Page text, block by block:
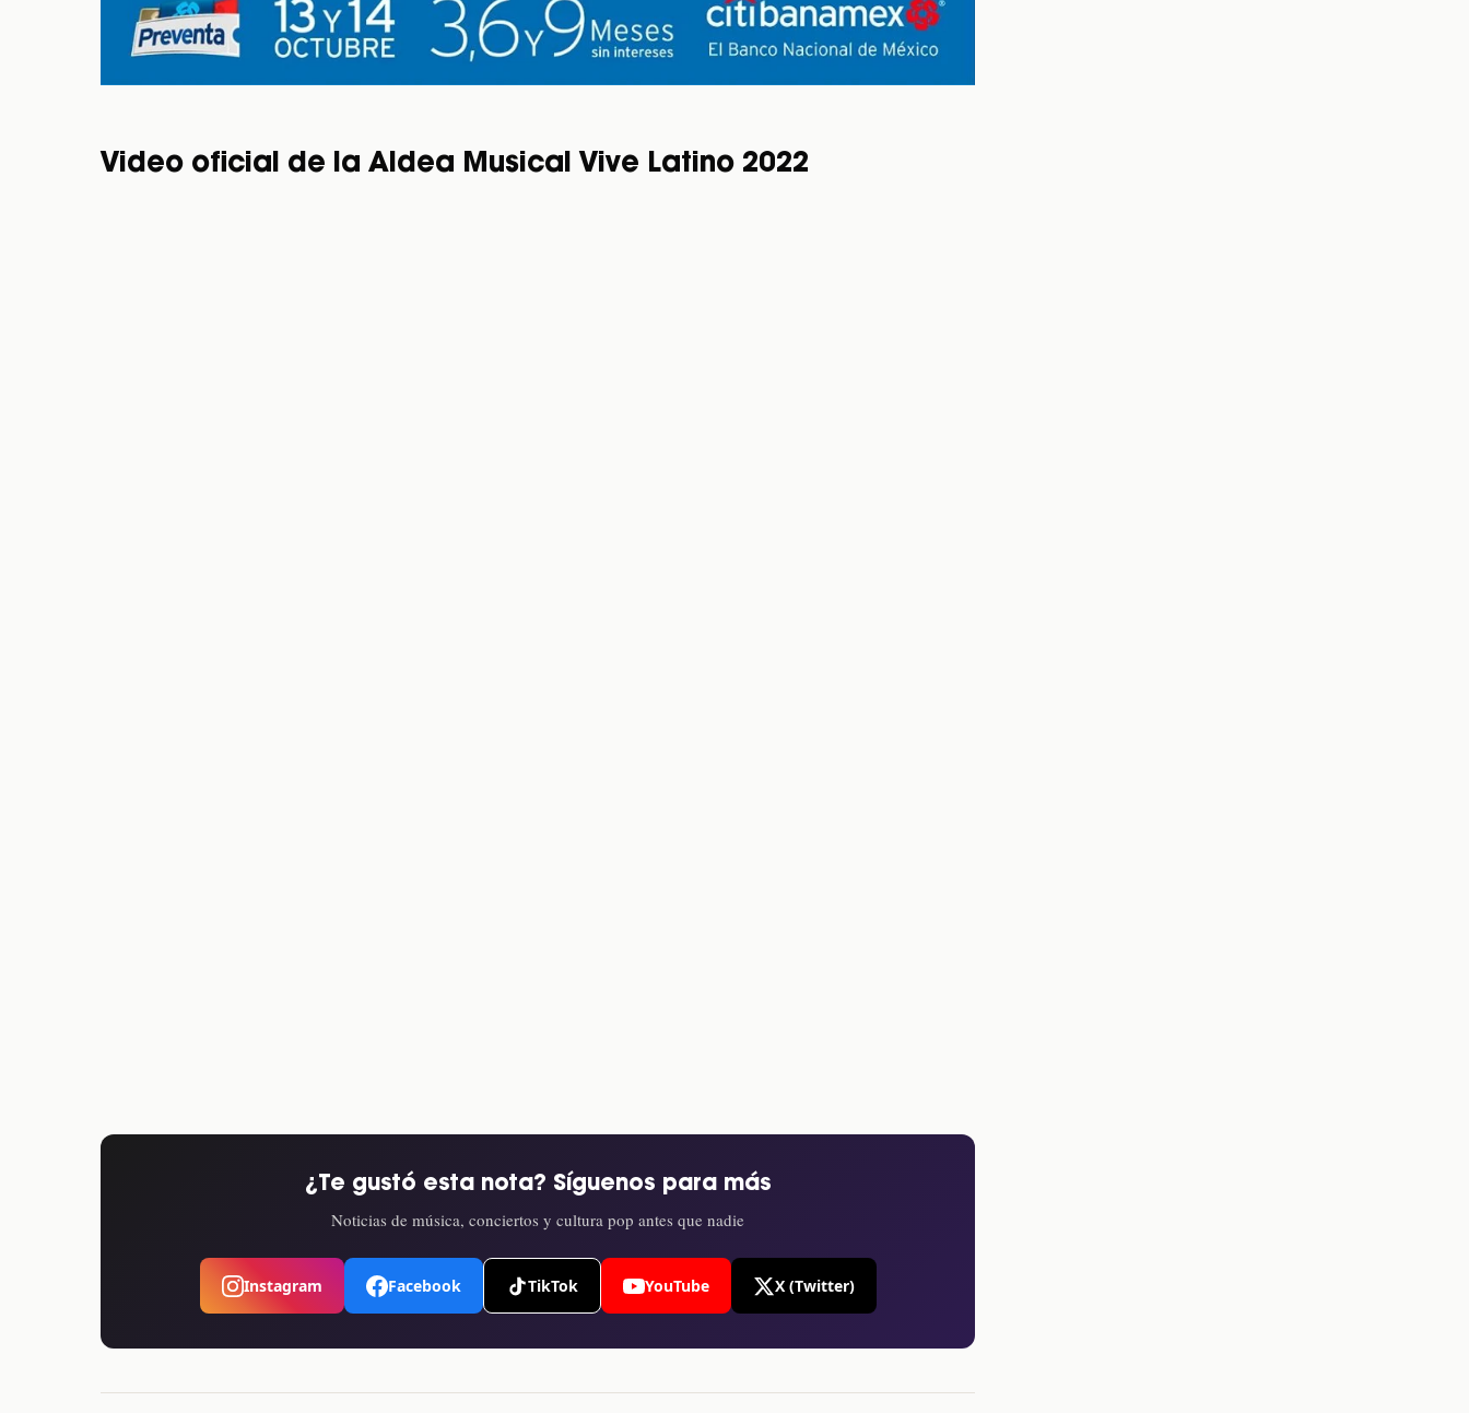
Video oficial de la Aldea Musical Vive Latino 2022
¿Te gustó esta nota? Síguenos para más
Noticias de música, conciertos y cultura pop antes que nadie
Instagram Facebook TikTok YouTube X (Twitter)